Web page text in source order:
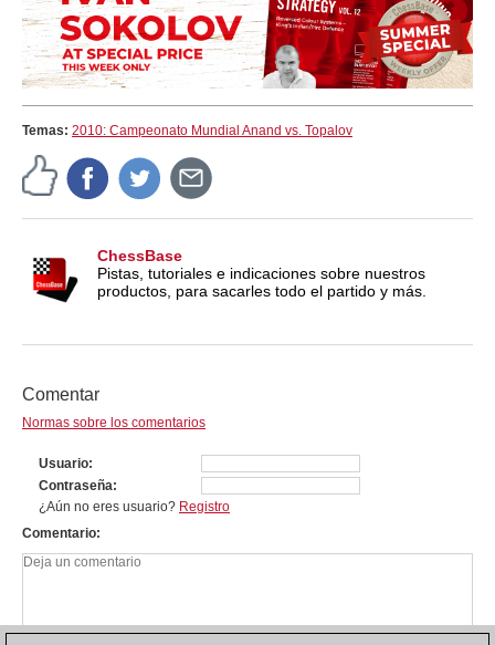
Temas: 2010: Campeonato Mundial Anand vs. Topalov
ChessBase
Pistas, tutoriales e indicaciones sobre nuestros
productos, para sacarles todo el partido y más.
Comentar
Normas sobre los comentarios
Usuario
Contraseña
¿Aún no eres usuario? Registro
Comentario